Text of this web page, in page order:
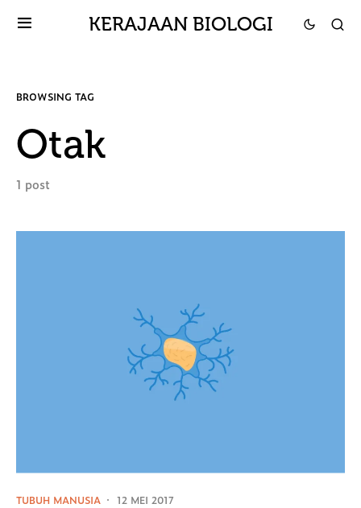
KERAJAAN BIOLOGI
BROWSING TAG
Otak
1 post
TUBUH MANUSIA 12 MEI 2017